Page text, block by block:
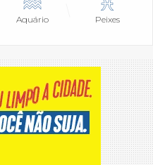
Aquário Peixes